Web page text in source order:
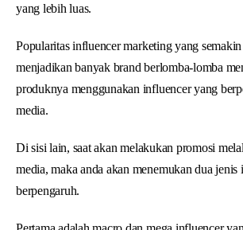
yang lebih luas.
Popularitas influencer marketing yang
menjadikan banyak brand berlomba-lomba
produknya menggunakan influencer yang
media.
Di sisi lain, saat akan melakukan promosi
media, maka anda akan menemukan dua
berpengaruh.